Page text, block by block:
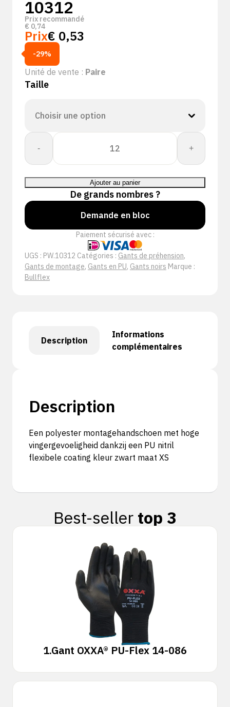
10312
Prix recommandé
€ 0,74
Prix€ 0,53
-29%
Unité de vente : Paire
Taille
-
quantité
Bullflex
PU
coating
kleur
zwart/zwart
-
+
Ajouter au panier
De grands nombres ?
Demande en bloc
Paiement sécurisé avec :
UGS : PW.10312 Catégories : Gants de préhension,
Gants de montage, Gants en PU, Gants noirs Marque :
Bullflex
Description
Informations
complémentaires
Description
Een polyester montagehandschoen met hoge
vingergevoeligheid dankzij een PU nitril
flexibele coating kleur zwart maat XS
Best-seller top 3
1.Gant OXXA® PU-Flex 14-086